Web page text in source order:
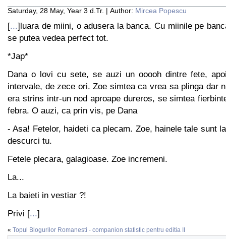
Saturday, 28 May, Year 3 d.Tr. | Author: Mircea Popescu
[...]luara de miini, o adusera la banca. Cu miinile pe
se putea vedea perfect tot.
*Jap*
Dana o lovi cu sete, se auzi un ooooh dintre fete,
intervale, de zece ori. Zoe simtea ca vrea sa plinga dar
era strins intr-un nod aproape dureros, se simtea
febra. O auzi, ca prin vis, pe Dana
- Asa! Fetelor, haideti ca plecam. Zoe, hainele tale sunt
descurci tu.
Fetele plecara, galagioase. Zoe incremeni.
La...
La baieti in vestiar ?!
Privi [...]
« Topul Blogurilor Romanesti - companion statistic pentru editia II